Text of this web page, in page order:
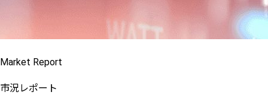
Market Report
市況レポート